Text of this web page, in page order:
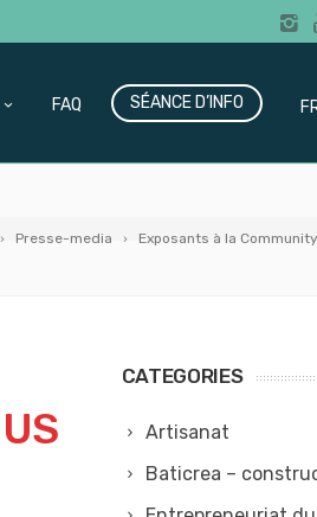
FAQ SÉANCE D’INFO
Presse-media Exposants à la
CATEGORIES
Artisanat
Baticrea –